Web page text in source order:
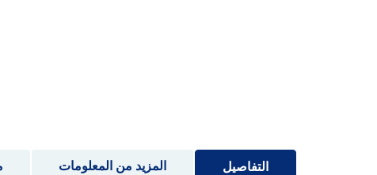
التفاصيل المزيد من المعلومات